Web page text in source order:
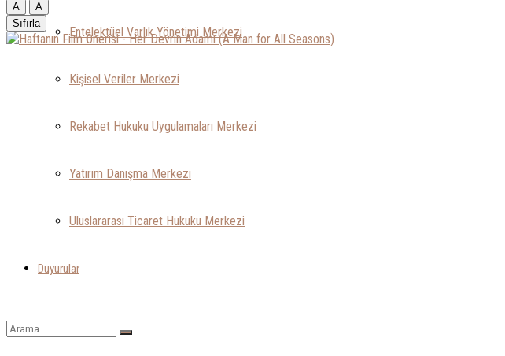
Entelektüel Varlık Yönetimi Merkezi
Kişisel Veriler Merkezi
Rekabet Hukuku Uygulamaları Merkezi
Yatırım Danışma Merkezi
Uluslararası Ticaret Hukuku Merkezi
Duyurular
A
A
Sıfırla